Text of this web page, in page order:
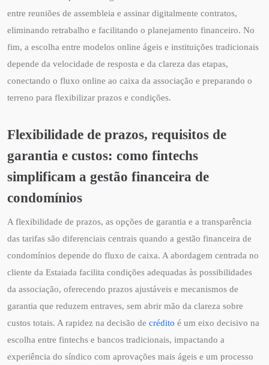
entre reuniões de assembleia e assinar digitalmente contratos,
eliminando retrabalho e facilitando o planejamento financeiro. No
fim, a escolha entre modelos online ágeis e instituições tradicionais
depende da velocidade de resposta e da clareza das etapas,
conectando o fluxo online ao caixa da associação e preparando o
terreno para flexibilizar prazos e condições.
Flexibilidade de prazos, requisitos de
garantia e custos: como fintechs
simplificam a gestão financeira de
condomínios
A flexibilidade de prazos, as opções de garantia e a transparência
das tarifas são diferenciais centrais quando a gestão financeira de
condomínios depende do fluxo de caixa. A abordagem centrada no
cliente da Estaiada facilita condições adequadas às possibilidades
da associação, oferecendo prazos ajustáveis e mecanismos de
garantia que reduzem entraves, sem abrir mão da clareza sobre
custos totais. A rapidez na decisão de crédito é um eixo decisivo na
escolha entre fintechs e bancos tradicionais, impactando a
experiência do síndico com aprovações mais ágeis e um processo